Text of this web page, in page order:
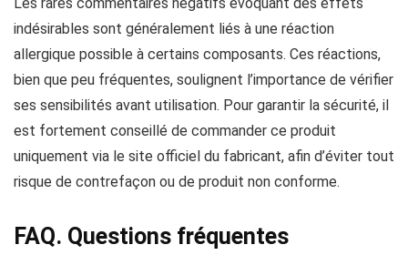
indésirables sont généralement liés à une réaction
allergique possible à certains composants. Ces réactions,
bien que peu fréquentes, soulignent l’importance de vérifier
ses sensibilités avant utilisation. Pour garantir la sécurité, il
est fortement conseillé de commander ce produit
uniquement via le site officiel du fabricant, afin d’éviter tout
risque de contrefaçon ou de produit non conforme.
FAQ. Questions fréquentes